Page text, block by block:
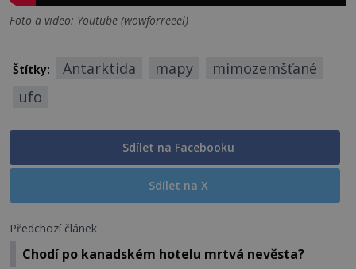
Foto a video: Youtube (wowforreeel)
Štítky: Antarktida mapy
mimozemšťané
ufo
Sdílet na Facebooku
Sdílet na X
Předchozí článek
Chodí po kanadském hotelu mrtvá nevěsta?